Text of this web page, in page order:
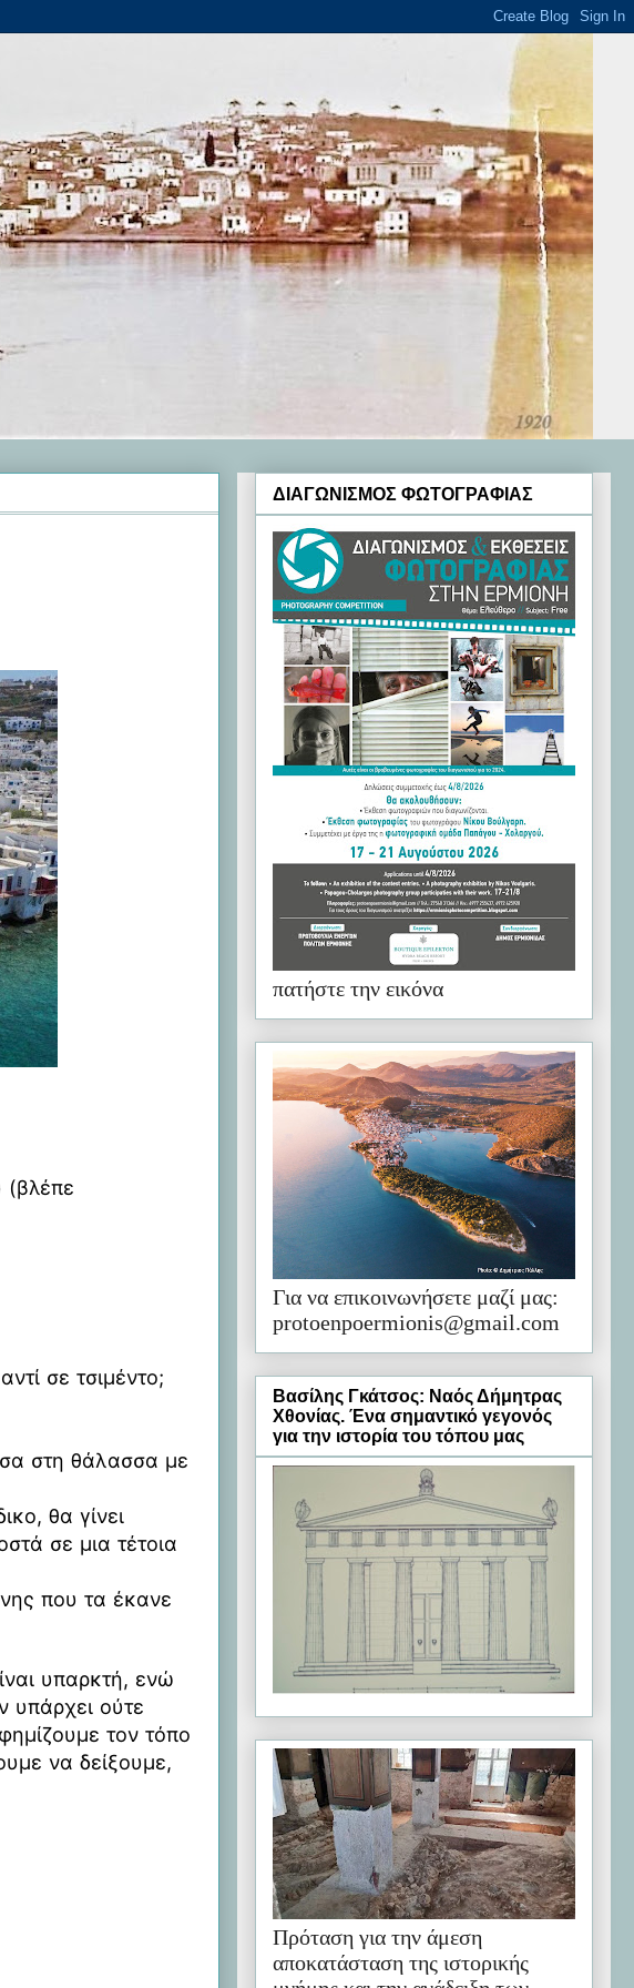
(βλέπε
σε τσιμέντο;
στη θάλασσα με
θα γίνει
σε μια τέτοια
που τα έκανε
υπαρκτή, ενώ
υπάρχει ούτε
τον τόπο
να δείξουμε,
ΔΙΑΓΩΝΙΣΜΟΣ ΦΩΤΟΓΡΑΦΙΑΣ
πατήστε την εικόνα
Για να επικοινωνήσετε μαζί μας:
protoenpoermionis@gmail.com
Βασίλης Γκάτσος: Ναός Δήμητρας
Χθονίας. Ένα σημαντικό γεγονός
για την ιστορία του τόπου μας
Πρόταση για την άμεση
αποκατάσταση της ιστορικής